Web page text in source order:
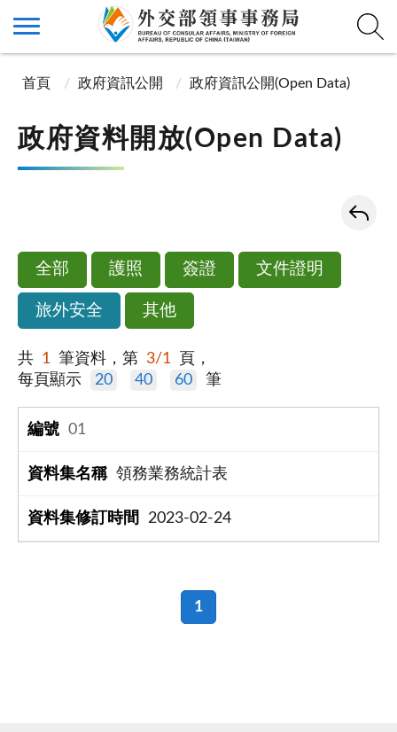
首頁 政府資訊公開 政府資訊公開(Open Data)
政府資料開放(Open Data)
全部 護照 簽證 文件證明
旅外安全 其他
共 1 筆資料，第 3/1
頁，
每頁顯示
20 40 60 筆
01
領務業務統計表
2023-02-24
1